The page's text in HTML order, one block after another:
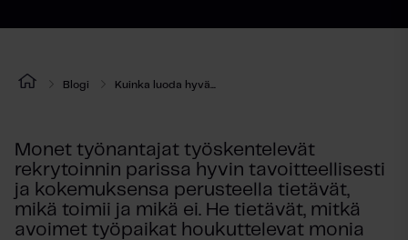
Blogi Kuinka luoda hyvä...
Monet työnantajat työskentelevät
rekrytoinnin parissa hyvin tavoitteellisesti
ja kokemuksensa perusteella tietävät,
mikä toimii ja mikä ei. He tietävät, mitkä
avoimet työpaikat houkuttelevat monia